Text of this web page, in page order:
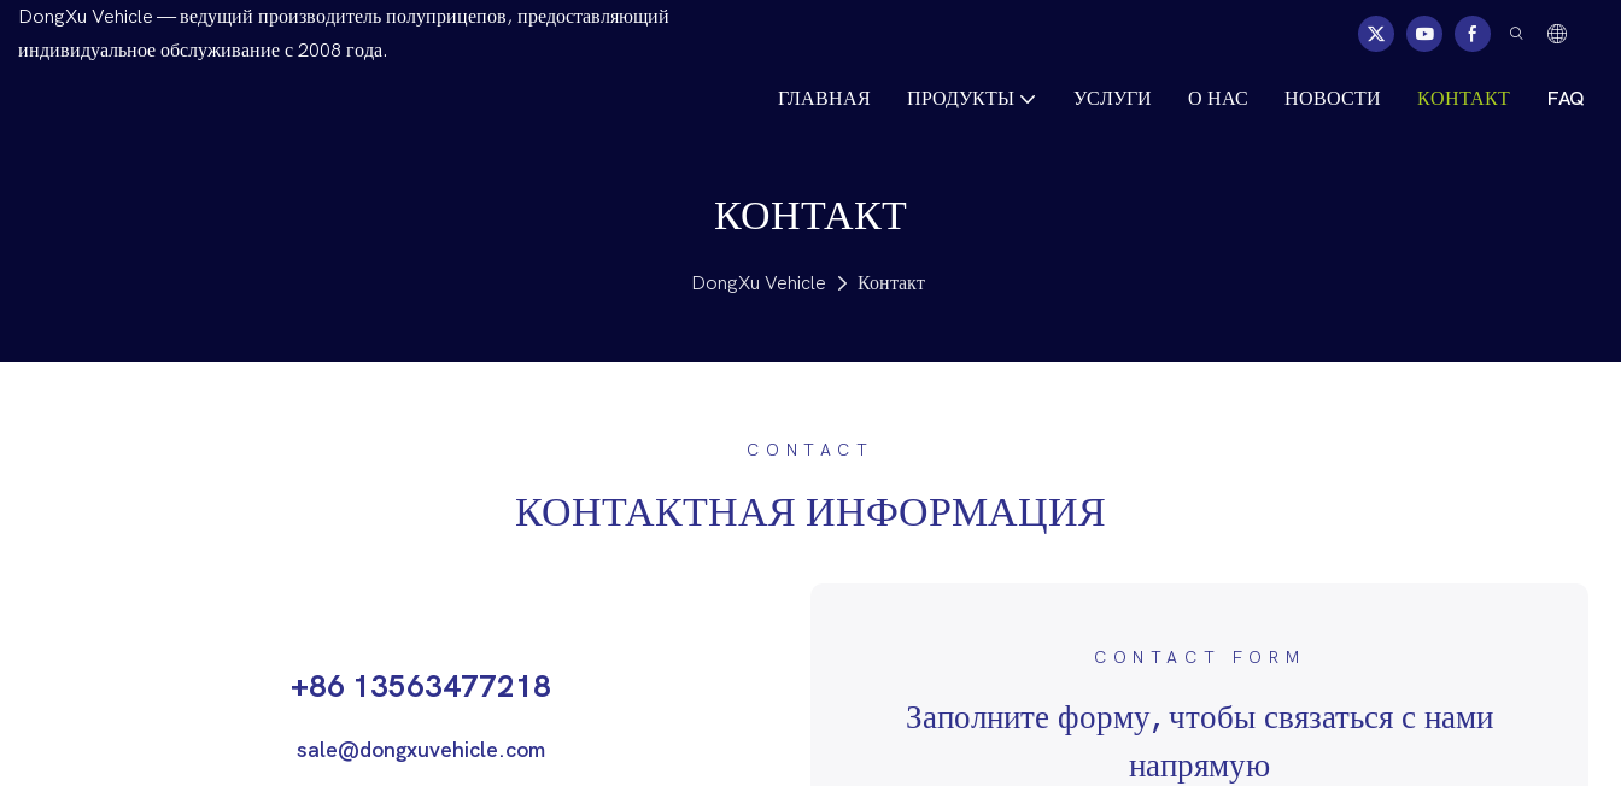
DongXu Vehicle — ведущий производитель полуприцепов, предоставляющий
индивидуальное обслуживание с 2008 года.
ГЛАВНАЯ ПРОДУКТЫ УСЛУГИ О НАС НОВОСТИ КОНТАКТ FAQ
КОНТАКТ
DongXu Vehicle Контакт
CONTACT
КОНТАКТНАЯ ИНФОРМАЦИЯ
+86 13563477218
sale@dongxuvehicle.com
CONTACT FORM
Заполните форму, чтобы связаться с нами
напрямую